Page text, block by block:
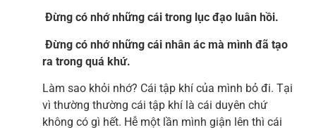
Đừng có nhớ những cái trong lục đạo luân hồi.
Đừng có nhớ những cái nhân ác mà mình đã tạo
ra trong quá khứ.
Làm sao khỏi nhớ? Cái tập khí của mình bỏ đi. Tại
vì thường thường cái tập khí là cái duyên chứ
không có gì hết. Hễ một lần mình giận lên thì cái